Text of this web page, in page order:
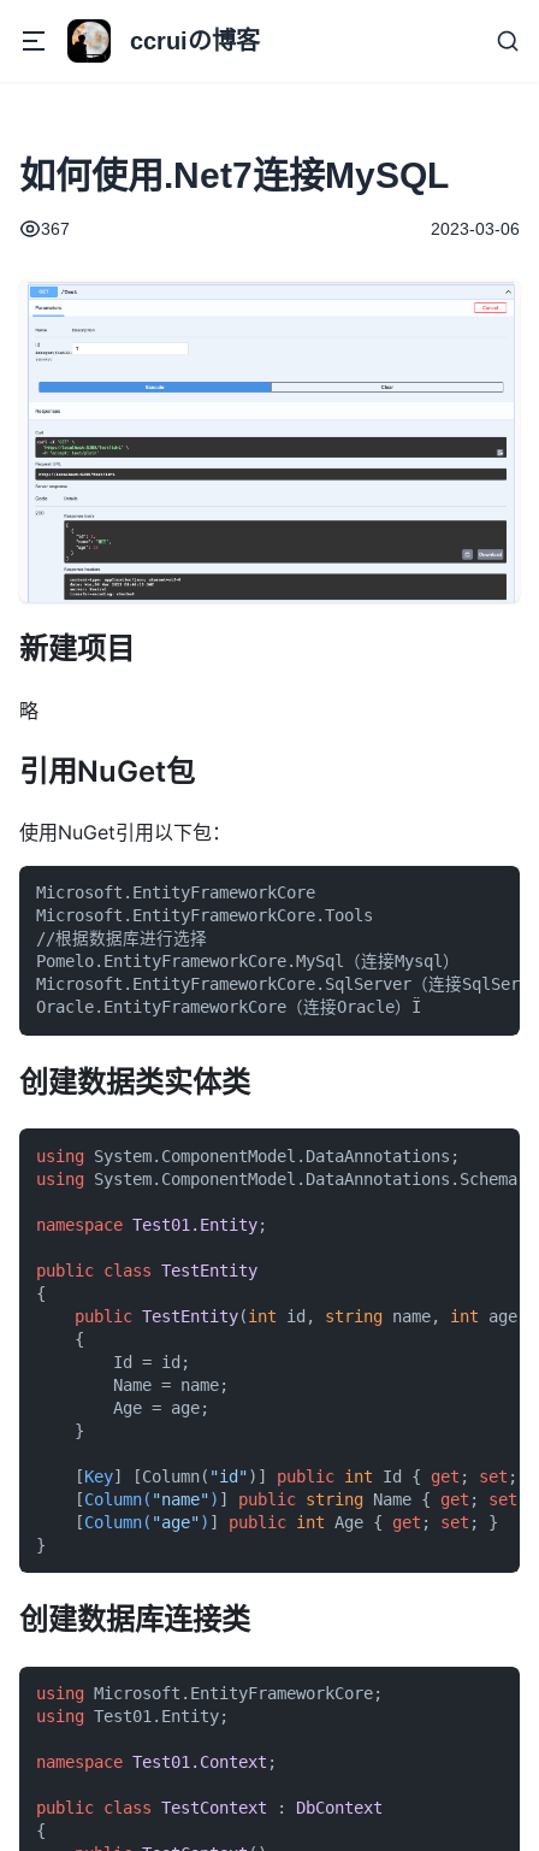
ccruiの博客
如何使用.Net7连接MySQL
367 2023-03-06
新建项目
略
引用NuGet包
使用NuGet引用以下包：
Microsoft.EntityFrameworkCore
Microsoft.EntityFrameworkCore.Tools
//根据数据库进行选择
Pomelo.EntityFrameworkCore.MySql（连接Mysql）
Microsoft.EntityFrameworkCore.SqlServer（连接
创建数据类实体类
using
using System.ComponentModel.DataAnnotations.Schema;
namespace Test01.Entity;
public class TestEntity
{
public TestEntity(int id, string name, int age)
    {
        Id = id;
        Name = name;
        Age = age;
    }
    [
Key] [Column( "id")] public int Id { get ; set ; }
    [
Column( "name") ] public string Name { get ; set
    [
Column( "age") ] public int Age { get ; set ; }
创建数据库连接类
using
using Test01.Entity;
namespace Test01.Context ;
public class TestContext : DbContext
{